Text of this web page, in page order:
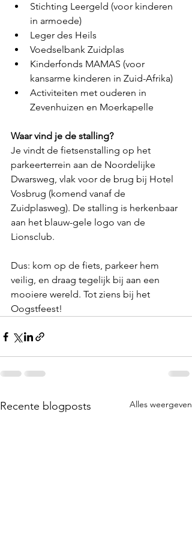
Stichting Leergeld (voor kinderen
in armoede)
Leger des Heils
Voedselbank Zuidplas
Kinderfonds MAMAS (voor
kansarme kinderen in Zuid-Afrika)
Activiteiten met ouderen in
Zevenhuizen en Moerkapelle
Waar vind je de stalling?
Je vindt de fietsenstalling op het
parkeerterrein aan de Noordelijke
Dwarsweg, vlak voor de brug bij Hotel
Vosbrug (komend vanaf de
Zuidplasweg). De stalling is herkenbaar
aan het blauw-gele logo van de
Lionsclub.
Dus: kom op de fiets, parkeer hem
veilig, en draag tegelijk bij aan een
mooiere wereld. Tot ziens bij het
Oogstfeest!
Recente blogposts Alles weergeven